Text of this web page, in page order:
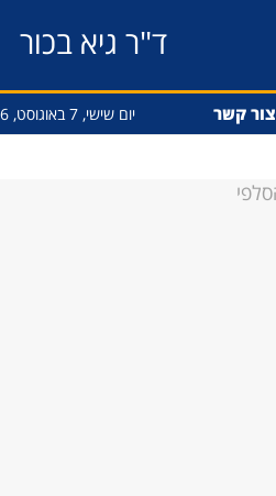
ד"ר גיא בכור
צור קשר יום שישי, 7 באוגוסט, 2026